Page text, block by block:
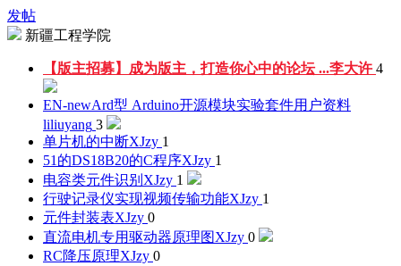
发帖
新疆工程学院
【版主招募】成为版主，打造你心中的论坛 ...李大许 4
EN-newArd型 Arduino开源模块实验套件用户资料
liliuyang 3
单片机的中断XJzy 1
51的DS18B20的C程序XJzy 1
电容类元件识别 XJzy 1
行驶记录仪实现视频传输功能XJzy 1
元件封装表XJzy 0
直流电机专用驱动器原理图XJzy 0
RC降压原理XJzy 0